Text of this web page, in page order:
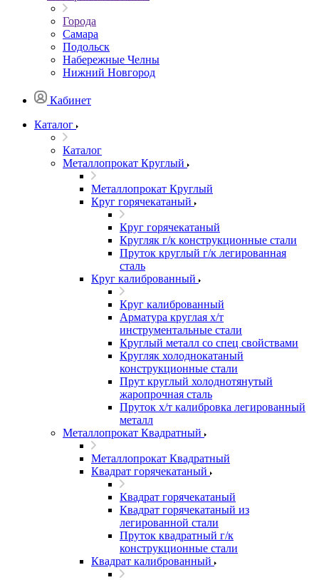
Города
Самара
Подольск
Набережные Челны
Нижний Новгород
Кабинет
Каталог
Каталог
Металлопрокат Круглый
Металлопрокат Круглый
Круг горячекатаный
Круг горячекатаный
Кругляк г/к конструкционные стали
Пруток круглый г/к легированная
сталь
Круг калиброванный
Круг калиброванный
Арматура круглая х/т
инструментальные стали
Круглый металл со спец свойствами
Кругляк холоднокатаный
конструкционные стали
Прут круглый холоднотянутый
жаропрочная сталь
Пруток х/т калибровка легированный
металл
Металлопрокат Квадратный
Металлопрокат Квадратный
Квадрат горячекатаный
Квадрат горячекатаный
Квадрат горячекатаный из
легированной стали
Пруток квадратный г/к
конструкционные стали
Квадрат калиброванный